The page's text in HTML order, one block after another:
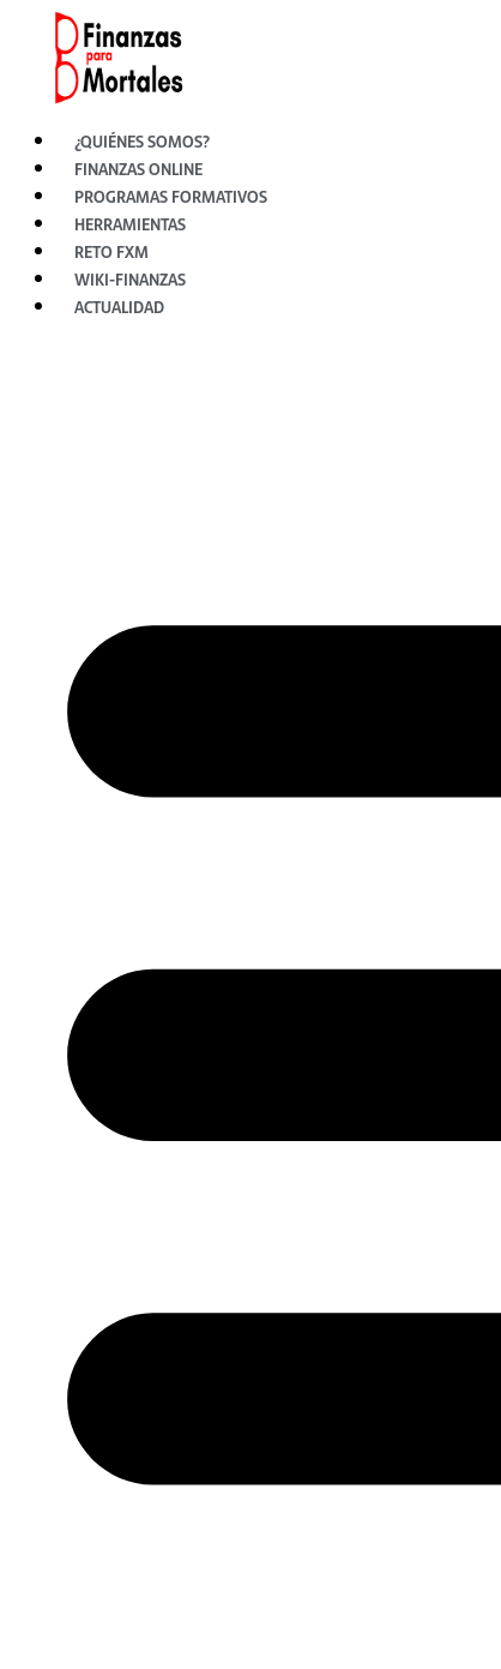
contenido
¿QUIÉNES SOMOS?
FINANZAS ONLINE
PROGRAMAS FORMATIVOS
HERRAMIENTAS
RETO FXM
WIKI-FINANZAS
ACTUALIDAD